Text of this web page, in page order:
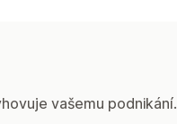
vašemu podnikání.